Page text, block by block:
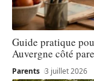
Guide pratique
Auvergne côté
Parents 3 juillet 2026